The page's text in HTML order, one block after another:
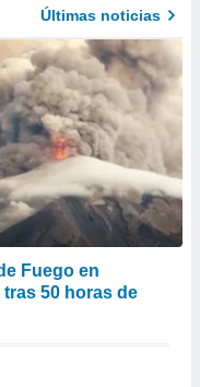
Últimas noticias
Fuego en
50 horas de